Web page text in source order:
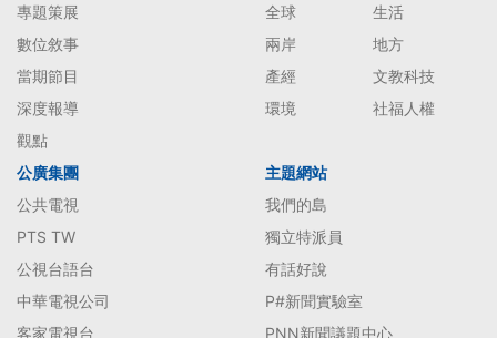
專題策展
數位敘事
當期節目
深度報導
觀點
全球
生活
兩岸
地方
產經
文教科技
環境
社福人權
公廣集團
公共電視
PTS TW
公視台語台
中華電視公司
客家電視台
主題網站
我們的島
獨立特派員
有話好說
P#新聞實驗室
PNN新聞議題中心